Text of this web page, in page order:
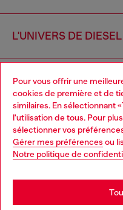
Pour vous offrir une
cookies de première et de
similaires. En sélectionnant
l'utilisation de tous. Pour
sélectionner vos
Gérer mes préférences ou
Notre politique de
L'UNIVERS DE DIESEL
ENTREPRISE
Country: CA
Choose your location
You are currently browsing
may be based in United